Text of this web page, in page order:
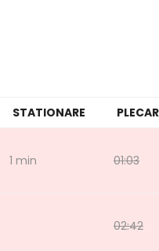
STATIONARE
1 min 01:03
02:42